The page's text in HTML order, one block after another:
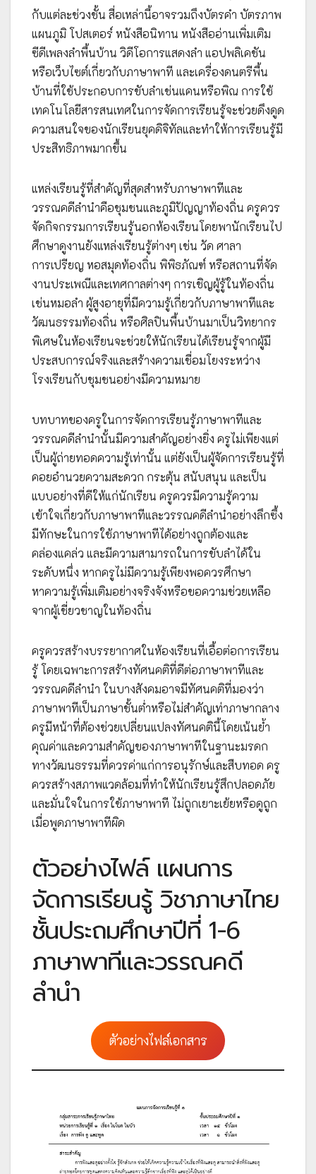
กับแต่ละช่วงชั้น สื่อเหล่านี้อาจรวมถึงบัตรคำ บัตรภาพ
แผนภูมิ โปสเตอร์ หนังสือนิทาน หนังสืออ่านเพิ่มเติม
ซีดีเพลงลำพื้นบ้าน วิดีโอการแสดงลำ แอปพลิเคชัน
หรือเว็บไซต์เกี่ยวกับภาษาพาที และเครื่องดนตรีพื้น
บ้านที่ใช้ประกอบการขับลำเช่นแคนหรือพิณ การใช้
เทคโนโลยีสารสนเทศในการจัดการเรียนรู้จะช่วยดึงดูด
ความสนใจของนักเรียนยุคดิจิทัลและทำให้การเรียนรู้มี
ประสิทธิภาพมากขึ้น
แหล่งเรียนรู้ที่สำคัญที่สุดสำหรับภาษาพาทีและ
วรรณคดีลำนำคือชุมชนและภูมิปัญญาท้องถิ่น ครูควร
จัดกิจกรรมการเรียนรู้นอกห้องเรียนโดยพานักเรียนไป
ศึกษาดูงานยังแหล่งเรียนรู้ต่างๆ เช่น วัด ศาลา
การเปรียญ หอสมุดท้องถิ่น พิพิธภัณฑ์ หรือสถานที่จัด
งานประเพณีและเทศกาลต่างๆ การเชิญผู้รู้ในท้องถิ่น
เช่นหมอลำ ผู้สูงอายุที่มีความรู้เกี่ยวกับภาษาพาทีและ
วัฒนธรรมท้องถิ่น หรือศิลปินพื้นบ้านมาเป็นวิทยากร
พิเศษในห้องเรียนจะช่วยให้นักเรียนได้เรียนรู้จากผู้มี
ประสบการณ์จริงและสร้างความเชื่อมโยงระหว่าง
โรงเรียนกับชุมชนอย่างมีความหมาย
บทบาทของครูในการจัดการเรียนรู้ภาษาพาทีและ
วรรณคดีลำนำนั้นมีความสำคัญอย่างยิ่ง ครูไม่เพียงแต่
เป็นผู้ถ่ายทอดความรู้เท่านั้น แต่ยังเป็นผู้จัดการเรียนรู้ที่
คอยอำนวยความสะดวก กระตุ้น สนับสนุน และเป็น
แบบอย่างที่ดีให้แก่นักเรียน ครูควรมีความรู้ความ
เข้าใจเกี่ยวกับภาษาพาทีและวรรณคดีลำนำอย่างลึกซึ้ง
มีทักษะในการใช้ภาษาพาทีได้อย่างถูกต้องและ
คล่องแคล่ว และมีความสามารถในการขับลำได้ใน
ระดับหนึ่ง หากครูไม่มีความรู้เพียงพอควรศึกษา
หาความรู้เพิ่มเติมอย่างจริงจังหรือขอความช่วยเหลือ
จากผู้เชี่ยวชาญในท้องถิ่น
ครูควรสร้างบรรยากาศในห้องเรียนที่เอื้อต่อการเรียน
รู้ โดยเฉพาะการสร้างทัศนคติที่ดีต่อภาษาพาทีและ
วรรณคดีลำนำ ในบางสังคมอาจมีทัศนคติที่มองว่า
ภาษาพาทีเป็นภาษาชั้นต่ำหรือไม่สำคัญเท่าภาษากลาง
ครูมีหน้าที่ต้องช่วยเปลี่ยนแปลงทัศนคตินี้โดยเน้นย้ำ
คุณค่าและความสำคัญของภาษาพาทีในฐานะมรดก
ทางวัฒนธรรมที่ควรค่าแก่การอนุรักษ์และสืบทอด ครู
ควรสร้างสภาพแวดล้อมที่ทำให้นักเรียนรู้สึกปลอดภัย
และมั่นใจในการใช้ภาษาพาที ไม่ถูกเยาะเย้ยหรือดูถูก
เมื่อพูดภาษาพาทีผิด
ตัวอย่างไฟล์ แผนการ
จัดการเรียนรู้ วิชาภาษาไทย
ชั้นประถมศึกษาปีที่ 1-6
ภาษาพาทีและวรรณคดี
ลำนำ
ตัวอย่างไฟล์เอกสาร